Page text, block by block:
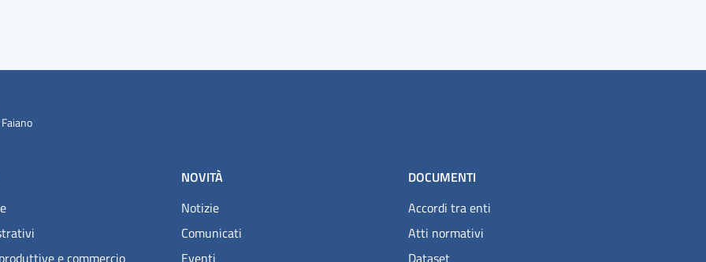
e commercio
NOVITÀ
Notizie
Comunicati
Eventi
DOCUMENTI
Accordi tra enti
Atti normativi
Dataset